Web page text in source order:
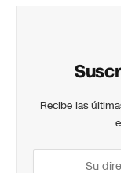
Recibe las